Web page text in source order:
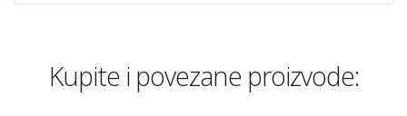
Kupite i povezane proizvode: